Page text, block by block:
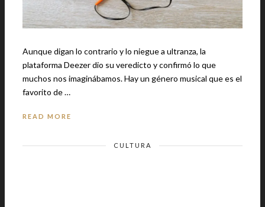
Aunque digan lo contrario y lo niegue a ultranza, la
plataforma Deezer dio su veredicto y confirmó lo que
muchos nos imaginábamos. Hay un género musical que es el
favorito de …
READ MORE
CULTURA